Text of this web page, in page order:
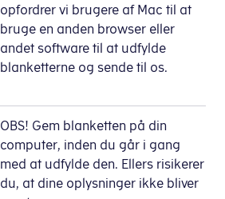
opfordrer vi brugere af Mac til at
bruge en anden browser eller
andet software til at udfylde
blanketterne og sende til os.
OBS! Gem blanketten på din
computer, inden du går i gang
med at udfylde den. Ellers risikerer
du, at dine oplysninger ikke bliver